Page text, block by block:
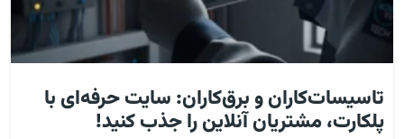
تاسیسات‌کاران و برق‌کاران: سایت حرفه‌ای با
پلکارت، مشتریان آنلاین را جذب کنید!